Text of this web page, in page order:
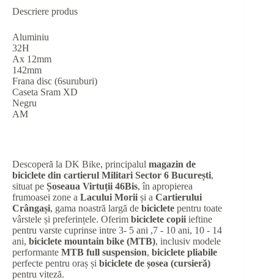
Descriere produs
Aluminiu
32H
Ax 12mm
142mm
Frana disc (6suruburi)
Caseta Sram XD
Negru
AM
Descoperă la DK Bike, principalul magazin de
biciclete din cartierul Militari Sector 6 București,
situat pe Șoseaua Virtuții 46Bis, în apropierea
frumoasei zone a Lacului Morii și a Cartierului
Crângași, gama noastră largă de biciclete pentru toate
vârstele și preferințele. Oferim biciclete copii ieftine
pentru varste cuprinse intre 3- 5 ani ,7 - 10 ani, 10 - 14
ani, biciclete mountain bike (MTB), inclusiv modele
performante MTB full suspension, biciclete pliabile
perfecte pentru oraș și biciclete de șosea (cursieră)
pentru viteză.